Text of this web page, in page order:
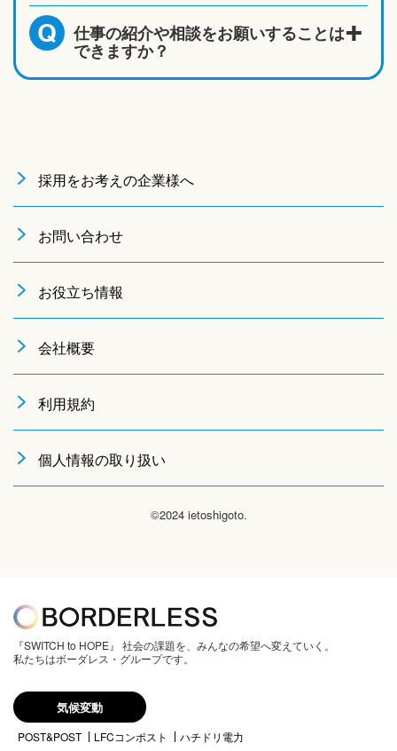
Q 仕事の紹介や相談をお願いすることは
できますか？
採用をお考えの企業様へ
お問い合わせ
お役立ち情報
会社概要
利用規約
個人情報の取り扱い
©2024 ietoshigoto.
『SWITCH to HOPE』 社会の課題を、みんなの希望へ変えていく。
私たちはボーダレス・グループです。
気候変動
POST&POST LFCコンポスト ハチドリ電力